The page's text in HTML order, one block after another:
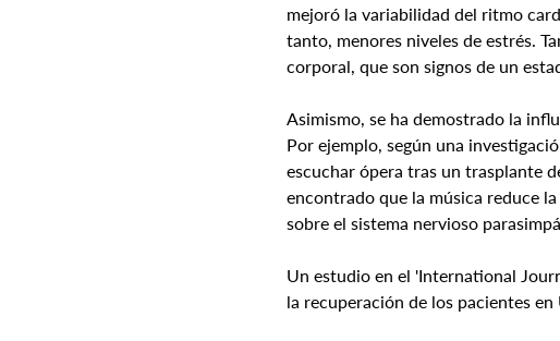
mejoró la variabilidad del ritmo
tanto, menores niveles de estrés.
corporal, que son signos de un
Asimismo, se ha demostrado la
Por ejemplo, según una
escuchar ópera tras un trasplante
encontrado que la música reduce
sobre el sistema nervioso
Un estudio en el 'International
la recuperación de los pacientes